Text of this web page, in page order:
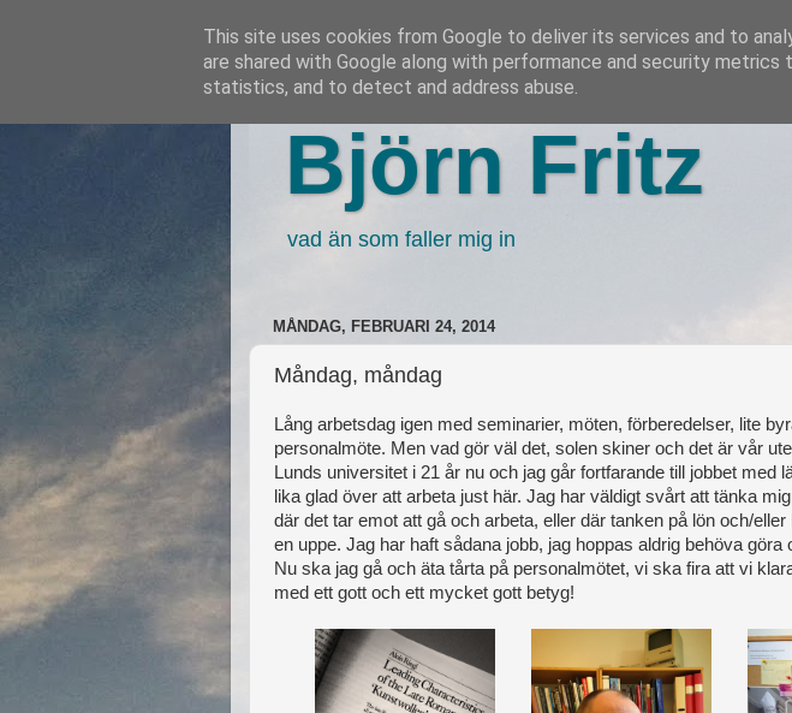
Björn Fritz
vad än som faller mig in
MÅNDAG, FEBRUARI 24, 2014
Måndag, måndag
Lång arbetsdag igen med seminarier, möten, förberedelser, lite
personalmöte. Men vad gör väl det, solen skiner och det är vår
Lunds universitet i 21 år nu och jag går fortfarande till jobbet med
lika glad över att arbeta just här. Jag har väldigt svårt att tänka
där det tar emot att gå och arbeta, eller där tanken på lön och/
en uppe. Jag har haft sådana jobb, jag hoppas aldrig behöva göra
Nu ska jag gå och äta tårta på personalmötet, vi ska fira att vi
med ett gott och ett mycket gott betyg!
This site uses cookies from Google to deliver its services and to
are shared with Google along with performance and security
statistics, and to detect and address abuse.